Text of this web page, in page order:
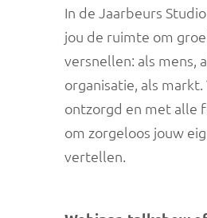
In de Jaarbeurs
jou de ruimte om
versnellen: als mens,
organisatie, als
ontzorgd en met alle
om zorgeloos jouw
vertellen.